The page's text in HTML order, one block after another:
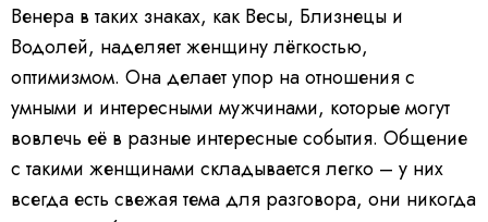
Венера в таких знаках, как Весы, Близнецы и
Водолей, наделяет женщину лёгкостью,
оптимизмом. Она делает упор на отношения с
умными и интересными мужчинами, которые могут
вовлечь её в разные интересные события. Общение
с такими женщинами складывается легко – у них
всегда есть свежая тема для разговора, они никогда